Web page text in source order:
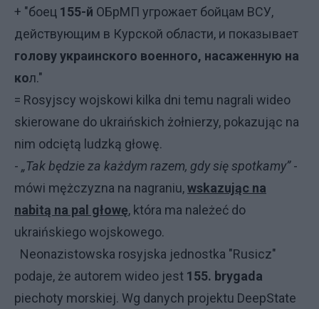
+ "боец 155-й ОБрМП угрожает бойцам ВСУ,
действующим в Курской области, и показывает
голову украинского военного, насаженную на
кол."
= Rosyjscy wojskowi kilka dni temu nagrali wideo
skierowane do ukraińskich żołnierzy, pokazując na
nim odciętą ludzką głowę.
- „Tak będzie za każdym razem, gdy się spotkamy”-
mówi mężczyzna na nagraniu,wskazując na
nabitą na pal głowę, która ma należeć do
ukraińskiego wojskowego.
Neonazistowska rosyjska jednostka "Rusicz"
podaje, że autorem wideo jest 155. brygada
piechoty morskiej. Wg danych projektu DeepState